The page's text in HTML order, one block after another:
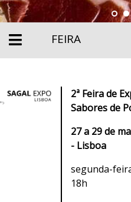
FEIRA
2ª Feira de
Sabores de
27 a 29 de
- Lisboa
segunda-
18h